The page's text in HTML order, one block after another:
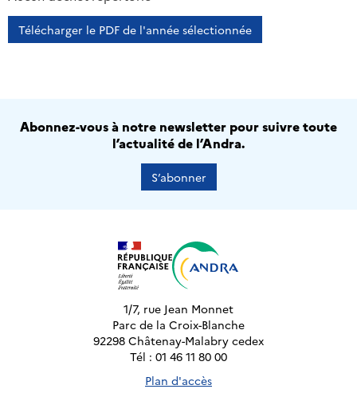
Télécharger le PDF de l'année sélectionnée
Abonnez-vous à notre newsletter pour suivre toute
l’actualité de l’Andra.
S’abonner
1/7, rue Jean Monnet
Parc de la Croix-Blanche
92298 Châtenay-Malabry cedex
Tél : 01 46 11 80 00
Plan d'accès